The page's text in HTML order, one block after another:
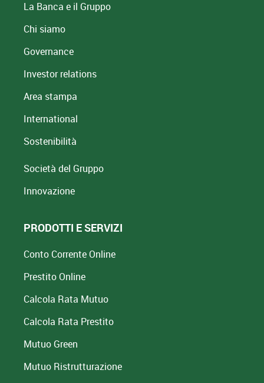
La Banca e il Gruppo
Chi siamo
Governance
Investor relations
Area stampa
International
Sostenibilità
Società del Gruppo
Innovazione
PRODOTTI E SERVIZI
Conto Corrente Online
Prestito Online
Calcola Rata Mutuo
Calcola Rata Prestito
Mutuo Green
Mutuo Ristrutturazione